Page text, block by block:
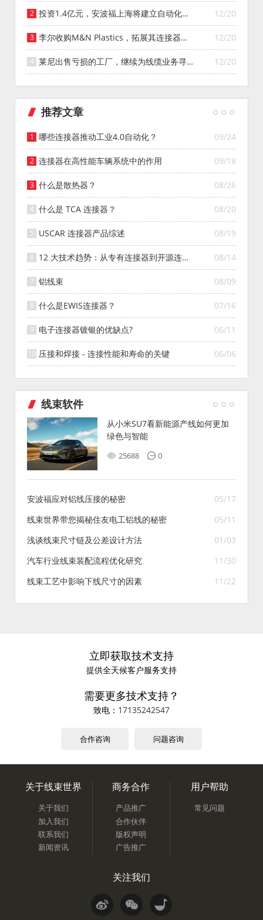
12/20
投资1.4亿元，安波福上海将建立自动化智
能仓库
12/20
李尔收购M&N Plastics，拓展其连接器系
统业务
12/20
莱尼出售亏损的工厂，继续为线缆业务寻找
投资者
推荐文章
09/24
哪些连接器推动工业4.0自动化？
09/18
连接器在高性能车辆系统中的作用
08/26
什么是散热器？
08/20
什么是 TCA 连接器？
08/19
USCAR 连接器产品综述
08/14
12 大技术趋势：从专有连接器到开源连接
器的演变
08/09
铝线束
07/16
什么是EWIS连接器？
06/11
电子连接器镀银的优缺点?
06/06
压接和焊接 - 连接性能和寿命的关键
线束软件
从小米SU7看新能源产线如何更加
绿色与智能
25688 0
05/17
安波福应对铝线压接的秘密
05/11
线束世界带您揭秘住友电工铝线的秘密
01/03
浅谈线束尺寸链及公差设计方法
11/30
汽车行业线束装配流程优化研究
11/22
线束工艺中影响下线尺寸的因素
立即获取技术支持
提供全天候客户服务支持
需要更多技术支持？
致电： 17135242547
合作咨询 问题咨询
关于线束世界
关于我们
加入我们
联系我们
新闻资讯
商务合作
产品推广
合作伙伴
版权声明
广告推广
用户帮助
常见问题
关注我们